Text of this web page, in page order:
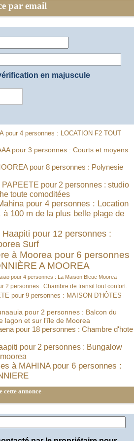
par email
en majuscule
pour 4 personnes : LOCATION F2 TOUT
pour 3 personnes : Courts et moyens
pour 8 personnes : Polynesie
pour 2 personnes : studio
toute comoditées
pour 4 personnes : Location
à 100 m de la plus belle plage de
pour 12 personnes :
Surf
à Moorea pour 6 personnes
A MOOREA
pour 4 personnes : La Maison Bleue Moorea
2 personnes : Chambre de transit tout confort.
pour 9 personnes : MAISON D'HÔTES
pour 2 personnes : Balcon du
lagon et sur l'île de Moorea
pour 18 personnes : Chambre d'hote
pour 2 personnes : Bungalow
à MAHINA pour 6 personnes :
cette annonce